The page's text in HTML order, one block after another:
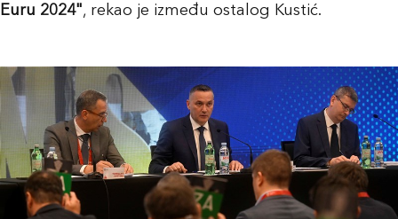
Euru 2024", rekao je između ostalog Kustić.